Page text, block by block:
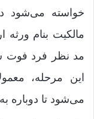
خواسته می‌شود
مالکیت بنام ورثه
مد نظر فرد فوت
این مرحله،
می‌شود تا دوباره